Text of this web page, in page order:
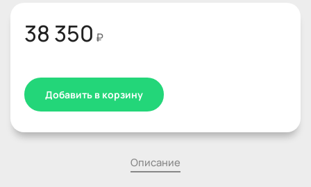
38 350 ₽
Добавить в корзину
Описание